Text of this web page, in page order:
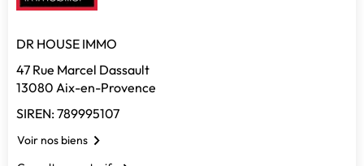
DR HOUSE IMMO
47 Rue Marcel Dassault
13080 Aix-en-Provence
SIREN: 789995107
Voir nos biens